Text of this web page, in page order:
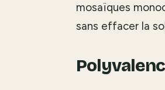
mosaïques
sans effacer la